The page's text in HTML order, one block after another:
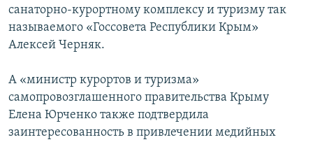
санаторно-курортному комплексу и туризму так
называемого «Госсовета Республики Крым»
Алексей Черняк.
А «министр курортов и туризма»
самопровозглашенного правительства Крыму
Елена Юрченко также подтвердила
заинтересованность в привлечении медийных